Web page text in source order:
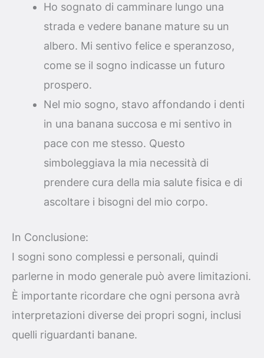
Ho sognato di camminare lungo una
strada e vedere banane mature su un
albero. Mi sentivo felice e speranzoso,
come se il sogno indicasse un futuro
prospero.
Nel mio sogno, stavo affondando i denti
in una banana succosa e mi sentivo in
pace con me stesso. Questo
simboleggiava la mia necessità di
prendere cura della mia salute fisica e di
ascoltare i bisogni del mio corpo.
In Conclusione:
I sogni sono complessi e personali, quindi
parlerne in modo generale può avere limitazioni.
È importante ricordare che ogni persona avrà
interpretazioni diverse dei propri sogni, inclusi
quelli riguardanti banane.